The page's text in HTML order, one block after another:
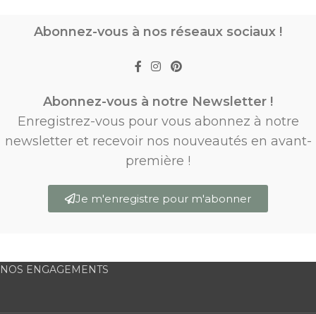
Abonnez-vous à nos réseaux sociaux !
Abonnez-vous à notre Newsletter !
Enregistrez-vous pour vous abonnez à notre
newsletter et recevoir nos nouveautés en avant-
première !
Je m'enregistre pour m'abonner
NOS ENGAGEMENTS